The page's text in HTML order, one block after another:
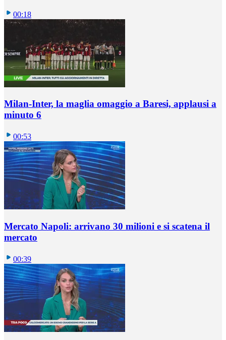
00:18
Milan-Inter, la maglia omaggio a Baresi, applausi a
minuto 6
00:53
Mercato Napoli: arrivano 30 milioni e si scatena il
mercato
00:39